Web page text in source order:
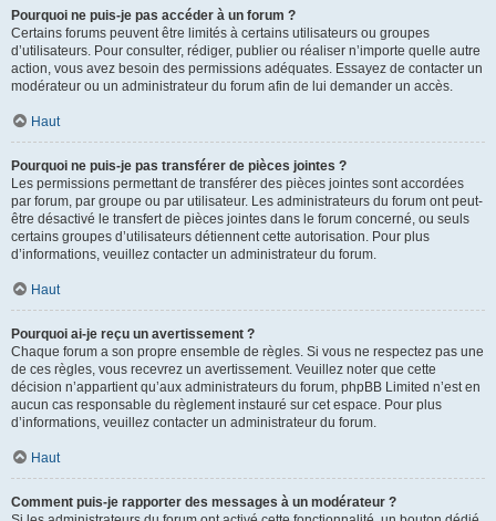
Pourquoi ne puis-je pas accéder à un forum ?
Certains forums peuvent être limités à certains utilisateurs ou groupes
d’utilisateurs. Pour consulter, rédiger, publier ou réaliser n’importe quelle autre
action, vous avez besoin des permissions adéquates. Essayez de contacter un
modérateur ou un administrateur du forum afin de lui demander un accès.
Haut
Pourquoi ne puis-je pas transférer de pièces jointes ?
Les permissions permettant de transférer des pièces jointes sont accordées
par forum, par groupe ou par utilisateur. Les administrateurs du forum ont peut-
être désactivé le transfert de pièces jointes dans le forum concerné, ou seuls
certains groupes d’utilisateurs détiennent cette autorisation. Pour plus
d’informations, veuillez contacter un administrateur du forum.
Haut
Pourquoi ai-je reçu un avertissement ?
Chaque forum a son propre ensemble de règles. Si vous ne respectez pas une
de ces règles, vous recevrez un avertissement. Veuillez noter que cette
décision n’appartient qu’aux administrateurs du forum, phpBB Limited n’est en
aucun cas responsable du règlement instauré sur cet espace. Pour plus
d’informations, veuillez contacter un administrateur du forum.
Haut
Comment puis-je rapporter des messages à un modérateur ?